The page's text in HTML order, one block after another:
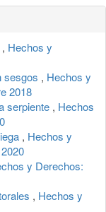
, Hechos y
sesgos , Hechos y
2018
serpiente , Hechos
, Hechos y
y Derechos:
, Hechos y